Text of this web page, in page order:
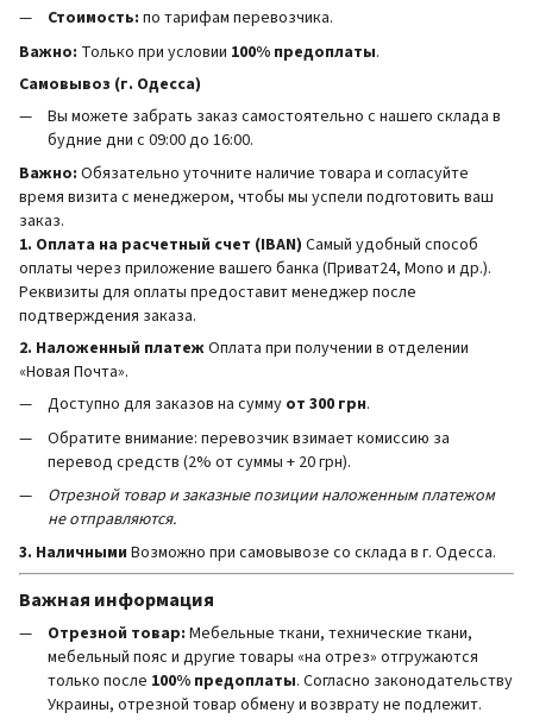
Стоимость: по тарифам перевозчика.
Важно: Только при условии 100% предоплаты.
Самовывоз (г. Одесса)
Вы можете забрать заказ самостоятельно с нашего склада в
будние дни с 09:00 до 16:00.
Важно: Обязательно уточните наличие товара и согласуйте
время визита с менеджером, чтобы мы успели подготовить ваш
заказ.
1. Оплата на расчетный счет (IBAN) Самый удобный способ
оплаты через приложение вашего банка (Приват24, Mono и др.).
Реквизиты для оплаты предоставит менеджер после
подтверждения заказа.
2. Наложенный платежОплата при получении в отделении
«Новая Почта».
Доступно для заказов на сумму от 300 грн.
Обратите внимание: перевозчик взимает комиссию за
перевод средств (2% от суммы + 20 грн).
Отрезной товар и заказные позиции наложенным платежом
не отправляются.
3. Наличными Возможно при самовывозе со склада в г. Одесса.
Важная информация
Отрезной товар: Мебельные ткани, технические ткани,
мебельный пояс и другие товары «на отрез» отгружаются
только после 100% предоплаты. Согласно законодательству
Украины, отрезной товар обмену и возврату не подлежит.